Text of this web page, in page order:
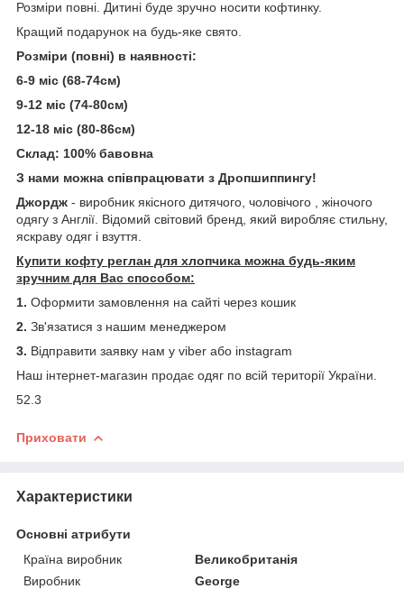
Розміри повні. Дитині буде зручно носити кофтинку.
Кращий подарунок на будь-яке свято.
Розміри (повні) в наявності:
6-9 міс (68-74см)
9-12 міс (74-80см)
12-18 міс (80-86см)
Склад: 100% бавовна
З нами можна співпрацювати з Дропшиппингу!
Джордж - виробник якісного дитячого, чоловічого , жіночого
одягу з Англії. Відомий світовий бренд, який виробляє стильну,
яскраву одяг і взуття.
Купити кофту реглан для хлопчика можна будь-яким
зручним для Вас способом:
1. Оформити замовлення на сайті через кошик
2. Зв'язатися з нашим менеджером
3. Відправити заявку нам у viber або instagram
Наш інтернет-магазин продає одяг по всій території України.
52.3
Приховати
Характеристики
Основні атрибути
Країна виробник
Великобританія
Виробник
George